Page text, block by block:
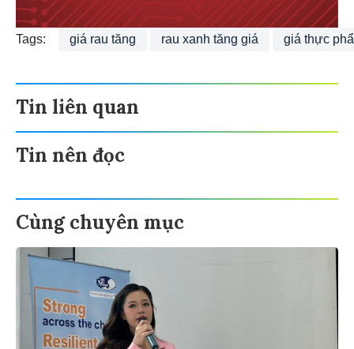
Tags: giá rau tăng rau xanh tăng giá giá thực
Tin liên quan
Tin nên đọc
Cùng chuyên mục